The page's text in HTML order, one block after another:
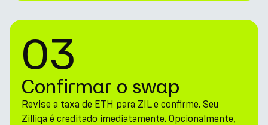
03
Confirmar o swap
Revise a taxa de ETH para ZIL e confirme. Seu
Zilliqa é creditado imediatamente. Opcionalmente,